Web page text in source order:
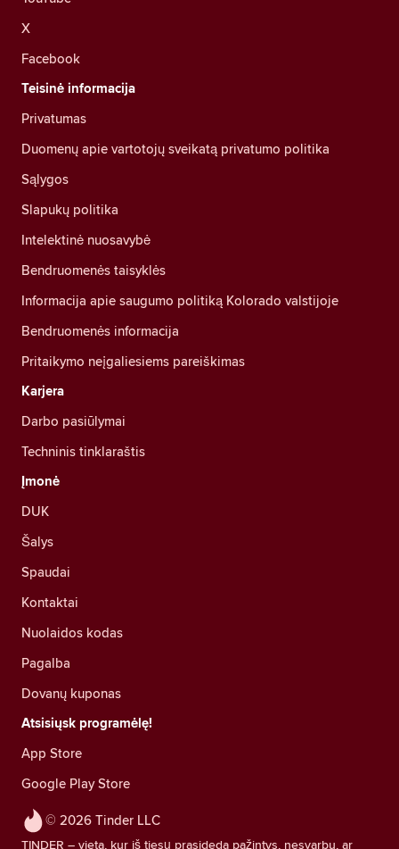
© 2026 Tinder LLC
TINDER – vieta, kur iš tiesų prasideda pažintys, nesvarbu, ar
X
Facebook
Teisinė informacija
Privatumas
Duomenų apie vartotojų sveikatą privatumo politika
Sąlygos
Slapukų politika
Intelektinė nuosavybė
Bendruomenės taisyklės
Informacija apie saugumo politiką Kolorado valstijoje
Bendruomenės informacija
Pritaikymo neįgaliesiems pareiškimas
Karjera
Darbo pasiūlymai
Techninis tinklaraštis
Įmonė
DUK
Šalys
Spaudai
Kontaktai
Nuolaidos kodas
Pagalba
Dovanų kuponas
Atsisiųsk programėlę!
App Store
Google Play Store